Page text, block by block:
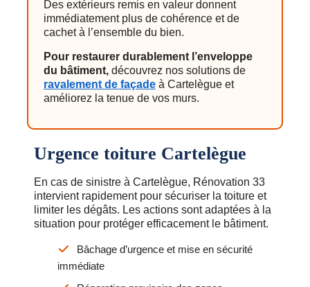
Des extérieurs remis en valeur donnent
immédiatement plus de cohérence et de
cachet à l’ensemble du bien.
Pour restaurer durablement l’enveloppe
du bâtiment, découvrez nos solutions de
ravalement de façade à Cartelègue et
améliorez la tenue de vos murs.
Urgence toiture Cartelègue
En cas de sinistre à Cartelègue, Rénovation 33
intervient rapidement pour sécuriser la toiture et
limiter les dégâts. Les actions sont adaptées à la
situation pour protéger efficacement le bâtiment.
Bâchage d’urgence et mise en sécurité
immédiate